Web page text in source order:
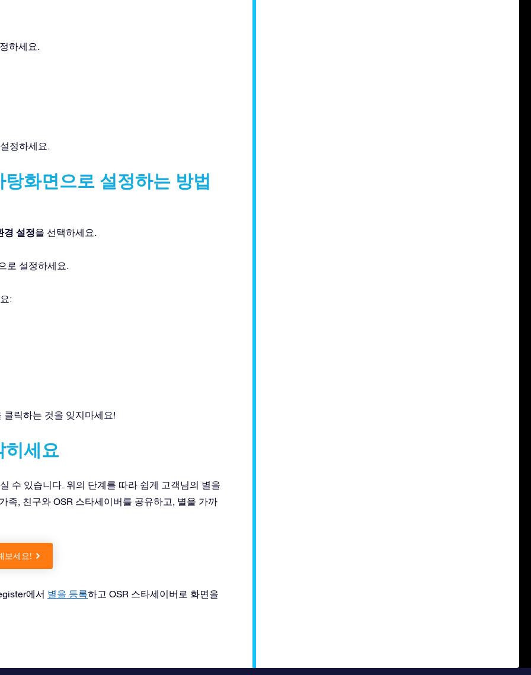
하세요.
정하세요.
화면으로 설정하는 방법
경 설정을 선택하세요.
로 설정하세요.
:
릭하는 것을 잊지마세요!
히세요
수 있습니다. 위의 단계를 따라 쉽게 고객님의 별을
족, 친구와 OSR 스타세이버를 공유하고, 별을 가까
보세요!
에서 별을 등록하고 OSR 스타세이버로 화면을